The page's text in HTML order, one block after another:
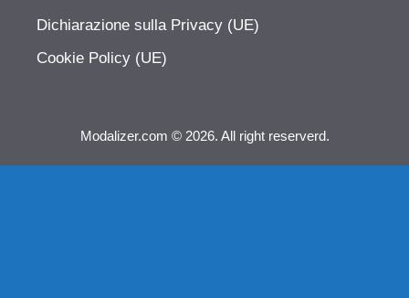
Dichiarazione sulla Privacy (UE)
Cookie Policy (UE)
Modalizer.com © 2026. All right reserverd.